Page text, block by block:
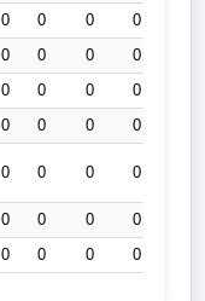
0 0 0 0
0 0 0 0
0 0 0 0
0 0 0 0
0 0 0 0
0 0 0 0
0 0 0 0